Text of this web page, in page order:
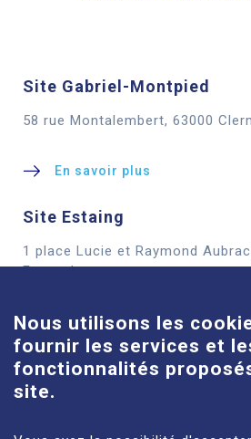
Site Gabriel-Montpied
58 rue Montalembert, 63000
En savoir plus
Site Estaing
1 place Lucie et Raymond
Ferrand
En savoir plus
Site Louise-Michel
61 route de Châteaugay, 63118
Nous utilisons les
fournir les services et
fonctionnalités
site.